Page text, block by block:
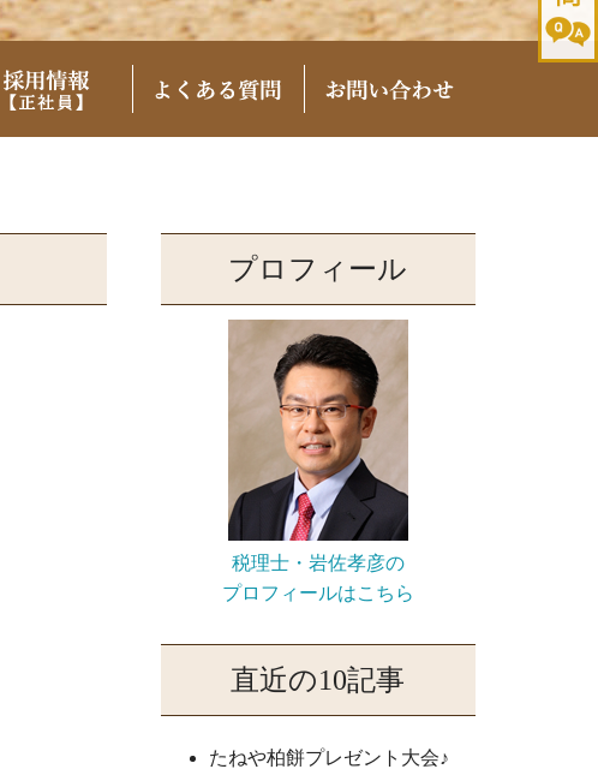
プロフィール
税理士・岩佐孝彦の
プロフィールはこちら
直近の10記事
たねや柏餅プレゼント大会♪